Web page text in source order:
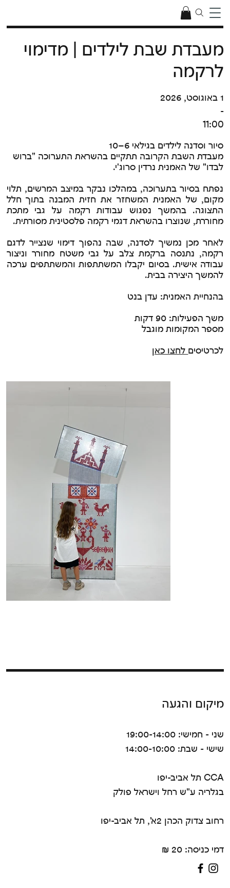
סיור וסדנה לילדים בגילאי 6–10
מעבדת השבת הקרובה תתקיים בהשראת התערוכה "ברוש
לבדו" של האמנית נרדין סרוג'י.
נפתח בסיור בתערוכה, במהלכו נבקר במיצב המרשים, תלוי
מקום, של האמנית המשחזר את חזית המבנה בתוך חלל
התצוגה. בהמשך נפגוש עבודות רקמה על גבי מתכת
מחוררת, שנוצרו בהשראת דגמי רקמה פלסטינית מסורתית.
לאחר מכן נמשיך לסדנה, שבה נהפוך דימוי שנצייר לדגם
רקמה, נתנסה ברקמת צלב על גבי משטח מחורר וניצור
עבודה אישית. בסיום יקבלו המשתתפות והמשתתפים ערכה
להמשך היצירה בבית.
בהנחיית האמנית: עדן בנט
משך הפעילות: 90 דקות
מספר המקומות מוגבל
לכרטיסים לחצו כאן
מעבדת שבת לילדים | מדימוי
לרקמה
1 באוגוסט, 2026
-
11:00
מיקום והגעה
שני - חמישי: 19:00-14:00
שישי - שבת: 14:00-10:00
CCA תל אביב-יפו
בגלריה ע"ש רחל וישראל פולק
רחוב צדוק הכהן 2א', תל אביב-יפו
דמי כניסה: 20 ₪